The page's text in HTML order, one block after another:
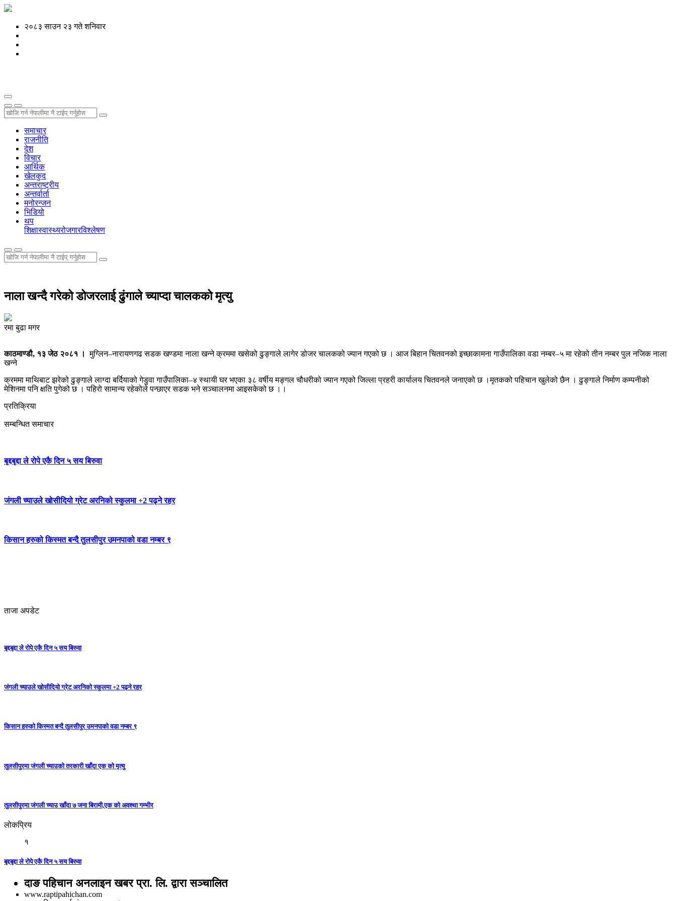
२०८३ साउन २३ गते शनिवार
समाचार
राजनीति
देश
विचार
आर्थिक
खेलकुद
अन्तराष्ट्रीय
अन्तर्वार्ता
मनोरन्जन
भिडियो
थप
शिक्षास्वास्थ्यरोजगारविश्लेषण
नाला खन्दै गरेको डोजरलाई ढुंगाले च्याप्दा चालकको मृत्यु
रमा बुढा मगर
काठमाण्डौ, १३ जेठ २०८१ । मुग्लिन–नारायणगढ सडक खण्डमा नाला खन्ने क्रममा खसेको ढुङ्गाले लागेर डोजर चालकको ज्यान गएको छ । आज बिहान चितवनको इच्छाकामना गाउँपालिका वडा नम्बर–५ मा रहेको तीन नम्बर पुल नजिक नाला
खन्ने
क्रममा माथिबाट झरेको ढुङ्गाले लाग्दा बर्दियाको गेडुवा गाउँपालिका–४ स्थायी घर भएका ३८ वर्षीय मङ्गल चौधरीको ज्यान गएको जिल्ला प्रहरी कार्यालय चितवनले जनाएको छ ।मृतकको पहिचान खुलेको छैन । ढुङ्गाले निर्माण कम्पनीको
मेशिनमा पनि क्षति पुगेको छ । पहिरो सामान्य रहेकोले पन्छाएर सडक भने सञ्चालनमा आइसकेको छ ।।
प्रतिक्रिया
सम्बन्धित समाचार
बृद्दबृद्दा ले रोपे एकै दिन ५ सय बिरुवा
जंगली च्याउले खोसीदियो ग्रेट अरनिको स्कुलमा +2 पढ्ने रहर
किसान हरुको किस्मत बन्दै तुलसीपुर उमनपाको वडा नम्बर ९
ताजा अपडेट
बृद्दबृद्दा ले रोपे एकै दिन ५ सय बिरुवा
जंगली च्याउले खोसीदियो ग्रेट अरनिको स्कुलमा +2 पढ्ने रहर
किसान हरुको किस्मत बन्दै तुलसीपुर उमनपाको वडा नम्बर ९
तुलसीपुरमा जंगली च्याउको तरकारी खाँदा एक को मृत्यु
तुलसीपुरमा जंगली च्याउ खाँदा ७ जना बिरामी,एक को अवश्था गम्भीर
लोकप्रिय
१
बृद्दबृद्दा ले रोपे एकै दिन ५ सय बिरुवा
दाङ पहिचान अनलाइन खबर प्रा. लि. द्वारा सञ्चालित
www.raptipahichan.com